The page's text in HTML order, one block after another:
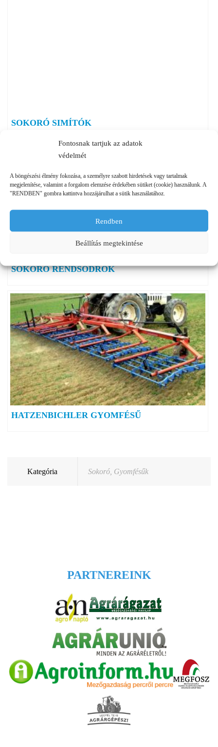
Fontosnak tartjuk az adatok
védelmét
A böngészési élmény fokozása, a személyre szabott hirdetések vagy tartalmak
megjelenítése, valamint a forgalom elemzése érdekében sütiket (cookie) használunk. A
"RENDBEN" gombra kattintva hozzájárulhat a sütik használatához.
Rendben
Beállítás megtekintése
SOKORÓ SIMÍTÓK
SOKORÓ RENDSODRÓK
HATZENBICHLER GYOMFÉSŰ
Kategória Sokoró Gyomfésűk
PARTNEREINK